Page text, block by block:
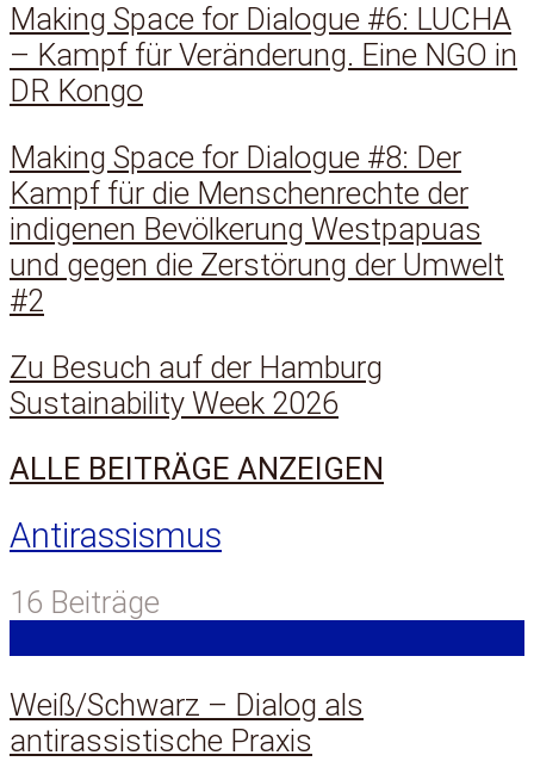
Making Space for Dialogue #6: LUCHA
– Kampf für Veränderung. Eine NGO in
DR Kongo
Making Space for Dialogue #8: Der
Kampf für die Menschenrechte der
indigenen Bevölkerung Westpapuas
und gegen die Zerstörung der Umwelt
#2
Zu Besuch auf der Hamburg
Sustainability Week 2026
ALLE BEITRÄGE ANZEIGEN
Antirassismus
16 Beiträge
Weiß/Schwarz – Dialog als
antirassistische Praxis